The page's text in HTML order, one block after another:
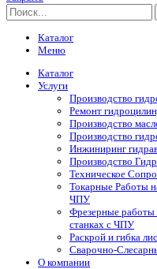
Каталог
Меню
Каталог
Услуги
Производство
Ремонт
Производство
Производство
Инжиниринг
Производство
Техническое
Токарные Работы
ЧПУ
Фрезерные работы
станках с ЧПУ
Раскрой и гибка
Сварочно-
О компании